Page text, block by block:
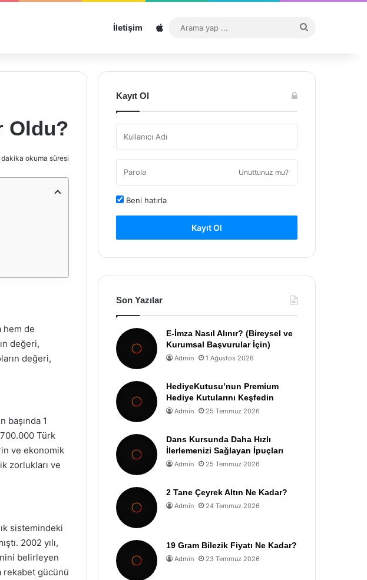
İletişim Sitemap
...
Oldu?
dakika okuma süresi
hem de
değeri,
değeri,
başında 1
Türk
ve ekonomik
zorlukları ve
sistemindeki
2002 yılı,
belirleyen
rekabet gücünü
Kayıt Ol
Unuttunuz mu?
Beni hatırla
Kayıt Ol
Son Yazılar
E-İmza Nasıl Alınır? (Bireysel ve
Kurumsal Başvurular İçin)
Admin 1 Ağustos 2026
HediyeKutusu’nun Premium
Hediye Kutularını Keşfedin
Admin 25 Temmuz 2026
Dans Kursunda Daha Hızlı
İlerlemenizi Sağlayan İpuçları
Admin 25 Temmuz 2026
2 Tane Çeyrek Altın Ne Kadar?
Admin 24 Temmuz 2026
19 Gram Bilezik Fiyatı Ne Kadar?
Admin 23 Temmuz 2026